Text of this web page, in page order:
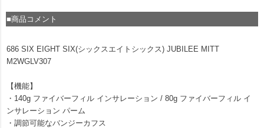
■商品コメント
686 SIX EIGHT SIX(シックスエイトシックス) JUBILEE MITT
M2WGLV307
【機能】
・140g ファイバーフィル インサレーション / 80g ファイバーフィル イ
ンサレーション パーム
・調節可能なバンジーカフス